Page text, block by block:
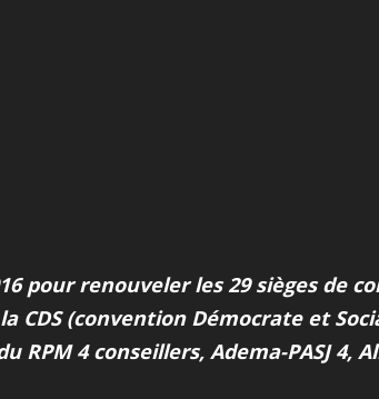
pour renouveler les 29 sièges de
(convention Démocrate et
4 conseillers, Adema-PASJ 4,